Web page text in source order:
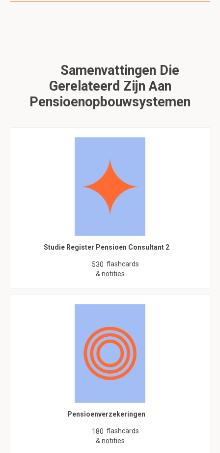
Samenvattingen Die
Gerelateerd Zijn Aan
Pensioenopbouwsystemen
Studie Register Pensioen Consultant 2
530 flashcards
& notities
Pensioenverzekeringen
180 flashcards
& notities